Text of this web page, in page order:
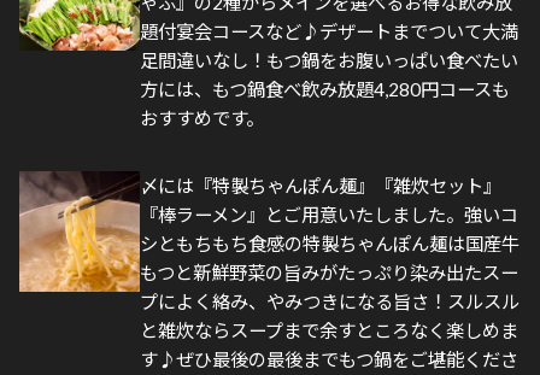
題付宴会コースなど♪デザートまでついて大満
足間違いなし！もつ鍋をお腹いっぱい食べたい
方には、もつ鍋食べ飲み放題4,280円コースも
おすすめです。
〆には『特製ちゃんぽん麺』『雑炊セット』
『棒ラーメン』とご用意いたしました。強いコ
シともちもち食感の特製ちゃんぽん麺は国産牛
もつと新鮮野菜の旨みがたっぷり染み出たスー
プによく絡み、やみつきになる旨さ！スルスル
と雑炊ならスープまで余すところなく楽しめま
す♪ぜひ最後の最後までもつ鍋をご堪能くださ